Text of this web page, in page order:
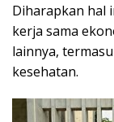
Diharapkan hal
kerja sama
lainnya,
kesehatan.